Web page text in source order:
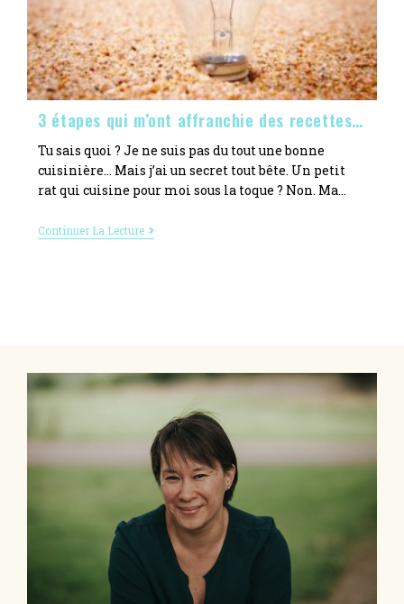
3 étapes qui m’ont affranchie des recettes…
Tu sais quoi ? Je ne suis pas du tout une bonne
cuisinière… Mais j’ai un secret tout bête. Un petit
rat qui cuisine pour moi sous la toque ? Non. Ma…
Continuer La Lecture